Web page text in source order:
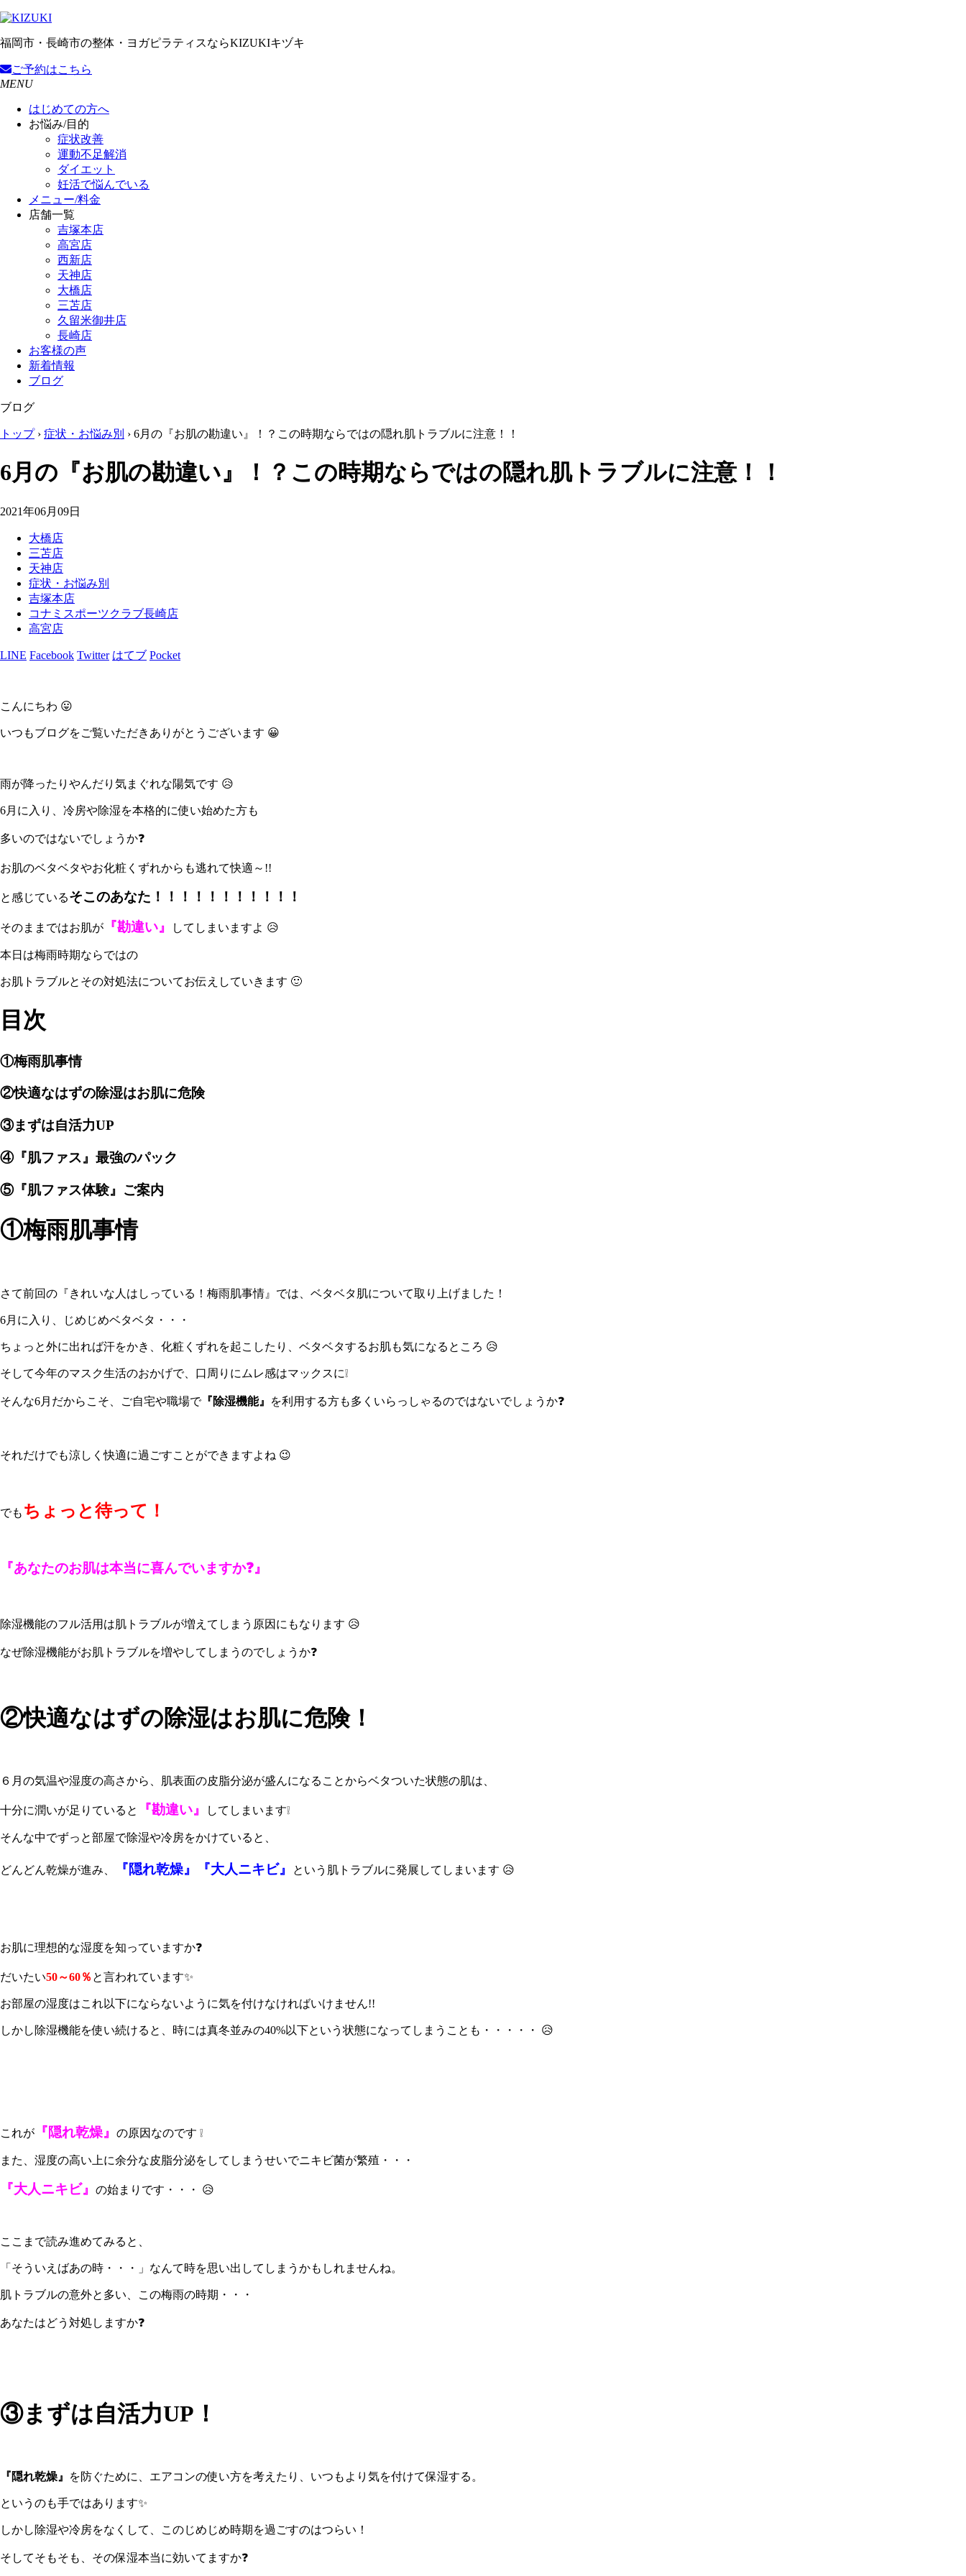
福岡市・長崎市の整体・ヨガピラティスならKIZUKIキヅキ
ご予約はこちら
MENU
はじめての方へ
お悩み/目的
症状改善
運動不足解消
ダイエット
妊活で悩んでいる
メニュー/料金
店舗一覧
吉塚本店
高宮店
西新店
天神店
大橋店
三苫店
久留米御井店
長崎店
お客様の声
新着情報
ブログ
ブログ
トップ› 症状・お悩み別 › 6月の『お肌の勘違い』！？この時期ならではの隠れ肌トラブルに注意！！
6月の『お肌の勘違い』！？この時期ならではの隠れ肌トラブルに注意！！
2021年06月09日
大橋店
三苫店
天神店
症状・お悩み別
吉塚本店
コナミスポーツクラブ長崎店
高宮店
LINE Facebook Twitter はてブ Pocket
こんにちわ 😛
いつもブログをご覧いただきありがとうございます 😀
雨が降ったりやんだり気まぐれな陽気です 😥
6月に入り、冷房や除湿を本格的に使い始めた方も
多いのではないでしょうか❓
お肌のベタベタやお化粧くずれからも逃れて快適～!!
と感じているそこのあなた！！！！！！！！！！！
そのままではお肌が 『勘違い』 してしまいますよ 😥
本日は梅雨時期ならではの
お肌トラブルとその対処法についてお伝えしていきます 🙂
目次
①梅雨肌事情
②快適なはずの除湿はお肌に危険
③まずは自活力UP
④『肌ファス』最強のパック
⑤『肌ファス体験』ご案内
①梅雨肌事情
さて前回の『きれいな人はしっている！梅雨肌事情』では、ベタベタ肌について取り上げました！
6月に入り、じめじめベタベタ・・・
ちょっと外に出れば汗をかき、化粧くずれを起こしたり、ベタベタするお肌も気になるところ 😥
そして今年のマスク生活のおかげで、口周りにムレ感はマックスに❕
そんな6月だからこそ、ご自宅や職場で『除湿機能』 を利用する方も多くいらっしゃるのではないでしょうか❓
それだけでも涼しく快適に過ごすことができますよね 😉
でも ちょっと待って！
『あなたのお肌は本当に喜んでいますか❓』
除湿機能のフル活用は肌トラブルが増えてしまう原因にもなります 😥
なぜ除湿機能がお肌トラブルを増やしてしまうのでしょうか❓
②快適なはずの除湿はお肌に危険！
６月の気温や湿度の高さから、肌表面の皮脂分泌が盛んになることからベタついた状態の肌は、
十分に潤いが足りていると 『勘違い』 してしまいます❕
そんな中でずっと部屋で除湿や冷房をかけていると、
どんどん乾燥が進み、 『隠れ乾燥』『大人ニキビ』 という肌トラブルに発展してしまいます 😥
お肌に理想的な湿度を知っていますか❓
だいたい50～60％ と言われています✨
お部屋の湿度はこれ以下にならないように気を付けなければいけません!!
しかし除湿機能を使い続けると、時には真冬並みの40%以下という状態になってしまうことも・・・・・ 😥
これが 『隠れ乾燥』 の原因なのです ❕
また、湿度の高い上に余分な皮脂分泌をしてしまうせいでニキビ菌が繁殖・・・
『大人ニキビ』 の始まりです・・・ 😥
ここまで読み進めてみると、
「そういえばあの時・・・」なんて時を思い出してしまうかもしれませんね。
肌トラブルの意外と多い、この梅雨の時期・・・
あなたはどう対処しますか❓
③まずは自活力UP！
『隠れ乾燥』 を防ぐために、エアコンの使い方を考えたり、いつもより気を付けて保湿する。
というのも手ではあります✨
しかし除湿や冷房をなくして、このじめじめ時期を過ごすのはつらい！
そしてそもそも、その保湿本当に効いてますか❓